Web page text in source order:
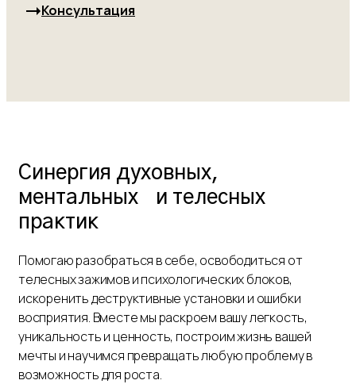
Консультация
Синергия духовных,
ментальных и телесных
практик
Помогаю разобраться в себе, освободиться от
телесных зажимов и психологических блоков,
искоренить деструктивные установки и ошибки
восприятия. Вместе мы раскроем вашу легкость,
уникальность и ценность, построим жизнь вашей
мечты и научимся превращать любую проблему в
возможность для роста.